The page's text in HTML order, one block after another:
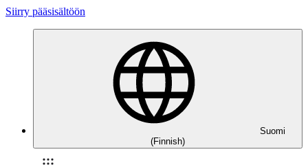
Siirry pääsisältöön
Suomi
(Finnish)